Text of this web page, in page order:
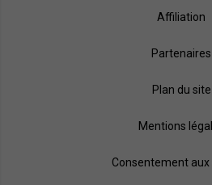
Affiliation
Partenaires
Plan du site
Mentions
Consentement aux